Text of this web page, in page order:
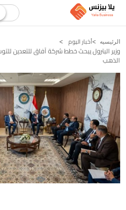
الرئيسيه أخبار اليوم
وزير البترول يبحث خطط شركة آفاق للتعدين
الذهب